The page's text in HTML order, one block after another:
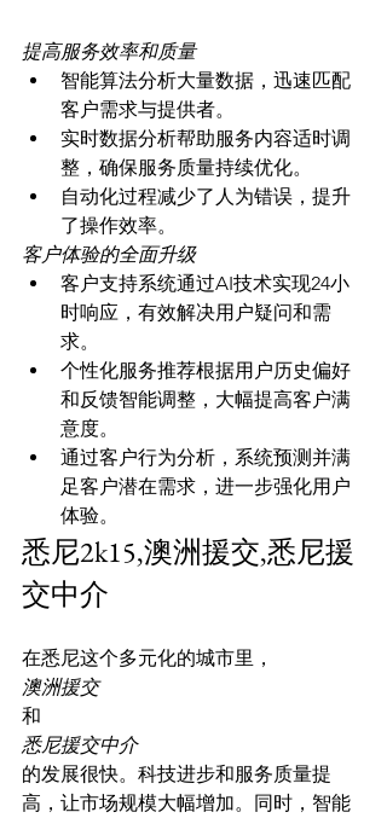
提高服务效率和质量
智能算法分析大量数据，迅速匹配
客户需求与提供者。
实时数据分析帮助服务内容适时调
整，确保服务质量持续优化。
自动化过程减少了人为错误，提升
了操作效率。
客户体验的全面升级
客户支持系统通过AI技术实现24小
时响应，有效解决用户疑问和需
求。
个性化服务推荐根据用户历史偏好
和反馈智能调整，大幅提高客户满
意度。
通过客户行为分析，系统预测并满
足客户潜在需求，进一步强化用户
体验。
悉尼2k15,澳洲援交,悉尼援
交中介
在悉尼这个多元化的城市里，
澳洲援交
和
悉尼援交中介
的发展很快。科技进步和服务质量提
高，让市场规模大幅增加。同时，智能